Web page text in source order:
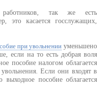
работников, так же есть
это касается госслужащих,
при увольнении уменьшено
если на то есть добрая воля
пособие налогом облагается
Если они входят в
пособие облагается